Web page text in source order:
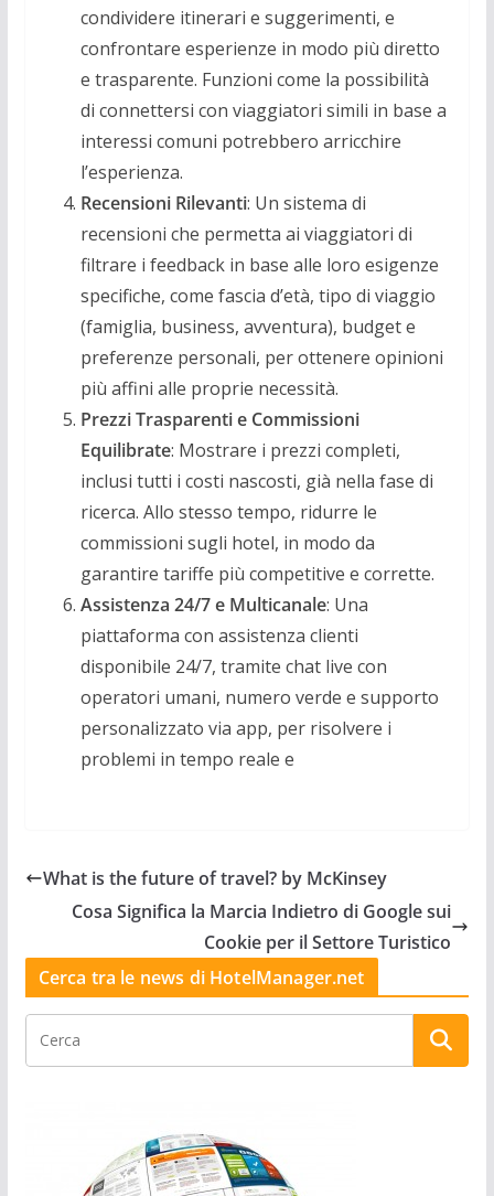
condividere itinerari e suggerimenti, e
confrontare esperienze in modo più diretto
e trasparente. Funzioni come la possibilità
di connettersi con viaggiatori simili in base a
interessi comuni potrebbero arricchire
l’esperienza.
Recensioni Rilevanti: Un sistema di
recensioni che permetta ai viaggiatori di
filtrare i feedback in base alle loro esigenze
specifiche, come fascia d’età, tipo di viaggio
(famiglia, business, avventura), budget e
preferenze personali, per ottenere opinioni
più affini alle proprie necessità.
Prezzi Trasparenti e Commissioni
Equilibrate: Mostrare i prezzi completi,
inclusi tutti i costi nascosti, già nella fase di
ricerca. Allo stesso tempo, ridurre le
commissioni sugli hotel, in modo da
garantire tariffe più competitive e corrette.
Assistenza 24/7 e Multicanale: Una
piattaforma con assistenza clienti
disponibile 24/7, tramite chat live con
operatori umani, numero verde e supporto
personalizzato via app, per risolvere i
problemi in tempo reale e
What is the future of travel? by McKinsey
Cosa Significa la Marcia Indietro di Google sui
Cookie per il Settore Turistico
Cerca tra le news di HotelManager.net